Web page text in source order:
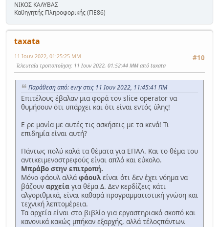
ΝΙΚΟΣ ΚΑΛΥΒΑΣ
Καθηγητής Πληροφορικής (ΠΕ86)
taxata
#10
11 Ιουν 2022, 01:25:25 ΜΜ
Τελευταία τροποποίηση: 11 Ιουν 2022, 01:52:44 ΜΜ από taxata
Παράθεση από: evry στις 11 Ιουν 2022, 11:45:41 ΠΜ
Επιτέλους έβαλαν μια φορά τον slice operator να
θυμήσουν ότι υπάρχει και ότι είναι εντός ύλης!
Ε ρε μανία με αυτές τις ασκήσεις με τα κενά! Τι
επιδημία είναι αυτή?
Πάντως πολύ καλά τα θέματα για ΕΠΑΛ. Και το θέμα του
αντικειμενοστρεφούς είναι απλό και εύκολο.
Μπράβο στην επιτροπή.
Μόνο φάουλ αλλά φάουλείναι ότι δεν έχει νόημα να
βάζουν αρχεία για θέμα Δ. Δεν κερδίζεις κάτι
αλγοριθμικά, είναι καθαρά προγραμματιστική γνώση και
τεχνική λεπτομέρεια.
Τα αρχεία είναι στο βιβλίο για εργαστηριακό σκοπό και
κανονικά κακώς μπήκαν εξαρχής, αλλά τέλοςπάντων.